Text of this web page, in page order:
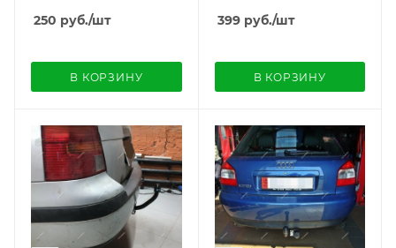
250 руб./шт
В КОРЗИНУ
399руб./шт
В КОРЗИНУ